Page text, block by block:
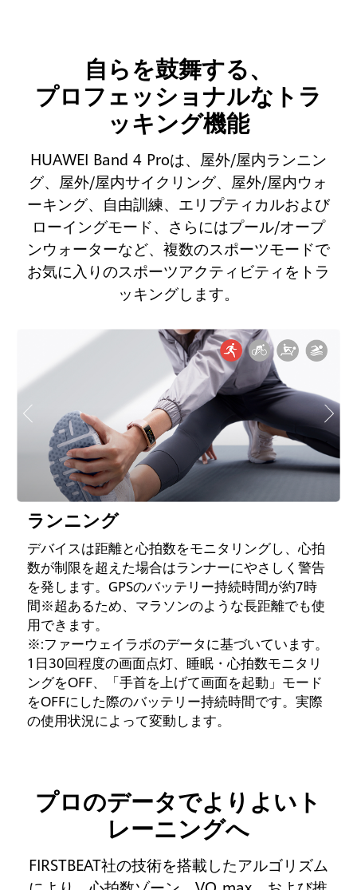
自らを鼓舞する、
プロフェッショナルなトラ
ッキング機能
HUAWEI Band 4 Proは、屋外/屋内ランニン
グ、屋外/屋内サイクリング、屋外/屋内ウォ
ーキング、自由訓練、エリプティカルおよび
ローイングモード、さらにはプール/オープ
ンウォーターなど、複数のスポーツモードで
お気に入りのスポーツアクティビティをトラ
ッキングします。
ランニング
デバイスは距離と心拍数をモニタリングし、心拍
数が制限を超えた場合はランナーにやさしく警告
を発します。GPSのバッテリー持続時間が約7時
間※超あるため、マラソンのような長距離でも使
用できます。
※:ファーウェイラボのデータに基づいています。
1日30回程度の画面点灯、睡眠・心拍数モニタリ
ングをOFF、「手首を上げて画面を起動」モード
をOFFにした際のバッテリー持続時間です。実際
の使用状況によって変動します。
プロのデータでよりよいト
レーニングへ
FIRSTBEAT社の技術を搭載したアルゴリズム